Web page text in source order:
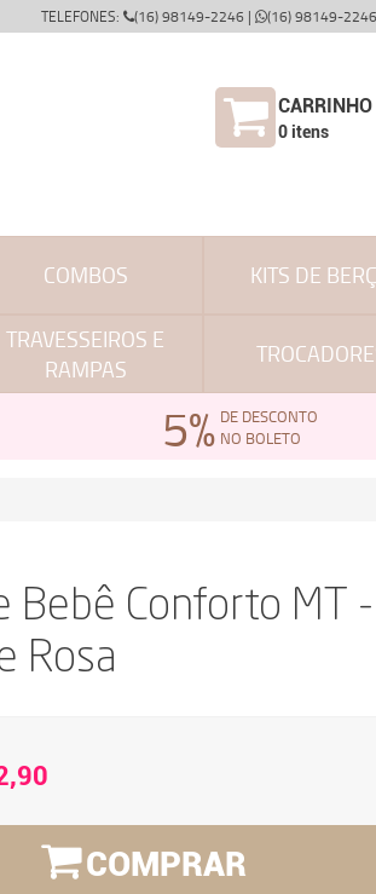
TELEFONES: (16) 98149-2246 | (16) 98149-
CARRINHO
0itens
COMBOS KITS DE
TRAVESSEIROS E
RAMPAS
5% DE DESCONTO
NO BOLETO
Bebê Conforto MT -
Rosa
COMPRAR